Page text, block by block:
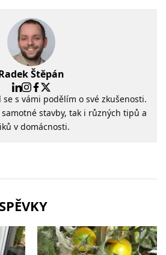
Štěpán
s vámi podělím o své zkušenosti.
stavby, tak i různých tipů a
v domácnosti.